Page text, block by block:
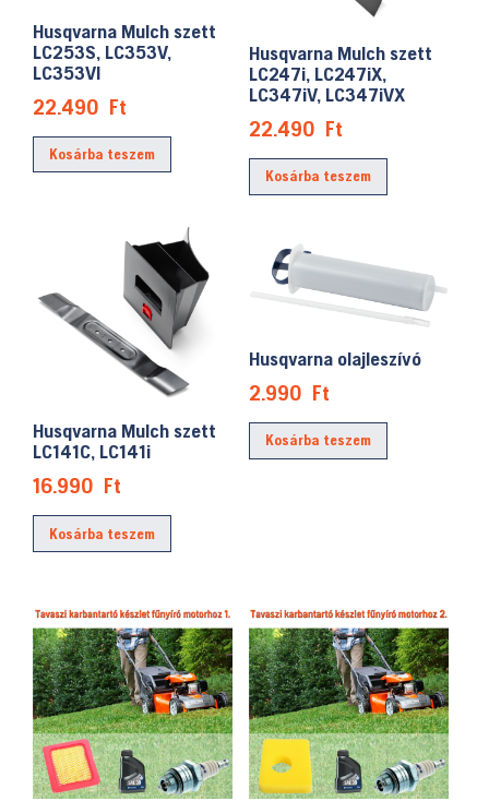
Husqvarna Mulch szett
LC253S, LC353V,
LC353VI
22.490 Ft
Kosárba teszem
Husqvarna Mulch szett
LC247i, LC247iX,
LC347iV, LC347iVX
22.490 Ft
Kosárba teszem
Husqvarna Mulch szett
LC141C, LC141i
16.990 Ft
Kosárba teszem
Husqvarna olajleszívó
2.990 Ft
Kosárba teszem